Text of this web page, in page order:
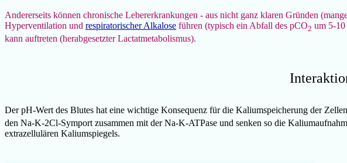
Andererseits können chronische Lebererkrankungen - aus nicht ganz klaren Gründen
Hyperventilation und respiratorischer Alkalose führen (typisch ein Abfall des pCO2 um 5-
kann auftreten (herabgesetzter Lactatmetabolismus).
Der pH-Wert des Blutes hat eine wichtige Konsequenz für die Kaliumspeicherung der
den Na-K-2Cl-Symport zusammen mit der Na-K-ATPase und senken so die
extrazellulären Kaliumspiegels.